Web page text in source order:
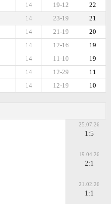
22
19-12
14
21
23-19
14
20
21-19
14
19
12-16
14
19
11-10
14
11
12-29
14
10
12-19
14
25.07.26
1:5
19.04.26
2:1
21.02.26
1:1